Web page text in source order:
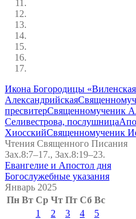
Икона Богородицы
Александрийская
пресвитерСвященномученик
Селивестрова, послушница
ХиосскийСвященномученик
Чтения Священного Писания
Зах.8:7–17., Зах.8:19–23.
Евангелие и Апостол дня
Богослужебные указания
Январь 2025
Пн Вт Ср Чт Пт Сб Вс
1
2 3 4
5